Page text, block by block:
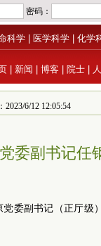
科学 医学科学 化学
新闻 博客 院士
6/12 12:05:54
委副书记任
委副书记（正厅级